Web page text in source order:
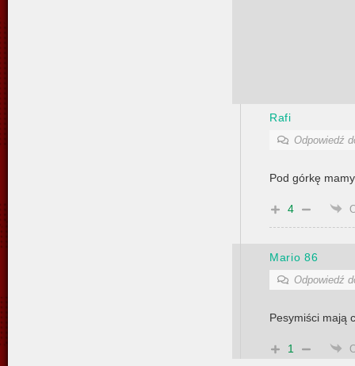
Rafi
Odpowiedź
Pod górkę
4
Mario 86
Odpowiedź
Pesymiści mają
1